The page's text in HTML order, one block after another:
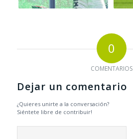
0
COMENTARIOS
Dejar un comentario
¿Quieres unirte a la conversación?
Siéntete libre de contribuir!